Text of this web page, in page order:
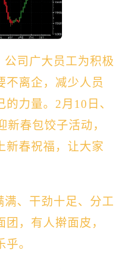
司广大员工为积极
不离企，减少人员
力量。2月10日、
新春包饺子活动，
新春祝福，让大家
、干劲十足、分工
，有人擀面皮，
。